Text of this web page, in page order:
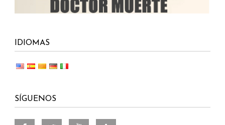
IDIOMAS
SÍGUENOS